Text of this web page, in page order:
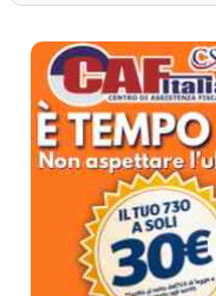
La Pressa